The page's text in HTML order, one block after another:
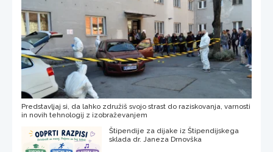
Predstavljaj si, da lahko združiš svojo strast do raziskovanja, varnosti
in novih tehnologij z izobraževanjem
Štipendije za dijake iz Štipendijskega
sklada dr. Janeza Drnovška